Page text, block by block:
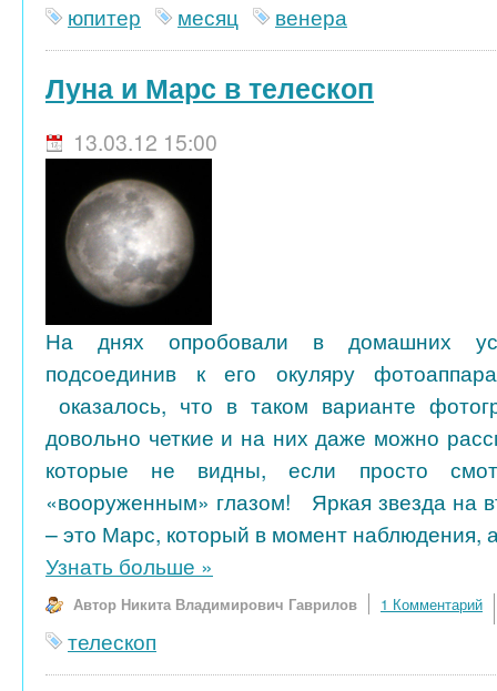
юпитер месяц венера
Луна и Марс в телескоп
13.03.12 15:00
На днях опробовали в домашних
подсоединив к его окуляру
оказалось, что в таком варианте
довольно четкие и на них даже можно
которые не видны, если просто
«вооруженным» глазом! Яркая звезда на
– это Марс, который в момент наблюдения,
Узнать больше »
Автор Никита Владимирович Гаврилов 1 Комментарий
телескоп